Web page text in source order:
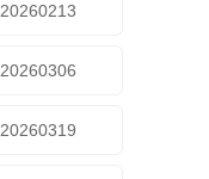
20260213
20260306
20260319